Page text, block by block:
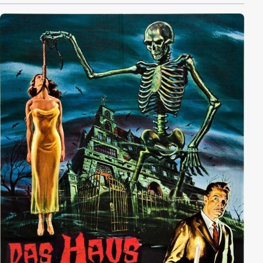
Taubstummen befreit Dr. Chapin schließlich einen
ausgewachsenen Tingler, ein ca. 30 cm langes
langustenähnliches Wesen, aus dem Körper der Frau.
Das Wesen verfügt über enorme Mandibeln und
beachtliche Körperkräfte. Chapins Frau befreit den
Tingler des nachts und dieser tötet Chapin fast. Der
Tingler entkommt und versetzt mitunter das Publikum
eines Stummfilmkinos, das gerade den Film Tol'able
David ansieht, in Angst und Schrecken.